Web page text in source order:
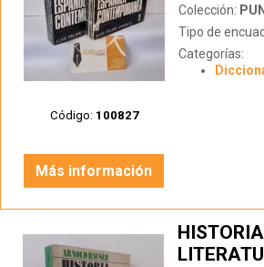
Código: 100827
Colección:
Tipo de
Categorías:
Más información